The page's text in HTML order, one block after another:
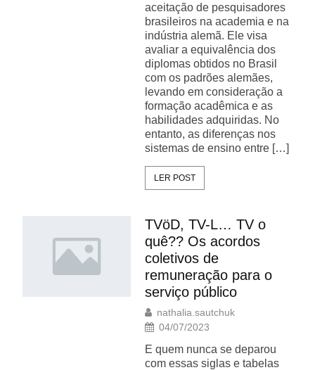
aceitação de pesquisadores
brasileiros na academia e na
indústria alemã. Ele visa
avaliar a equivalência dos
diplomas obtidos no Brasil
com os padrões alemães,
levando em consideração a
formação acadêmica e as
habilidades adquiridas. No
entanto, as diferenças nos
sistemas de ensino entre […]
LER POST
TVöD, TV-L… TV o
quê?? Os acordos
coletivos de
remuneração para o
serviço público
nathalia.sautchuk
04/07/2023
E quem nunca se deparou
com essas siglas e tabelas